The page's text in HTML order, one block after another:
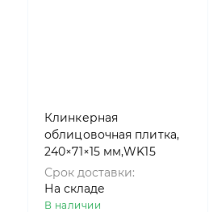
Клинкерная
облицовочная плитка,
240×71×15 мм,WK15
Schwarz-bunt Edelglanz,
Westerwalder klinker
Срок доставки:
На складе
В наличии